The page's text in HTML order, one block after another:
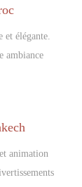
et élégante.
ambiance
animation